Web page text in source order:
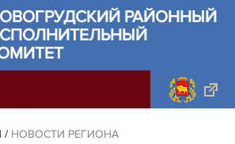
РАЙОННЫЙ
/ НОВОСТИ РЕГИОНА